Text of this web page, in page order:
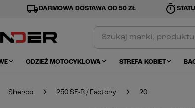
local_shippingDARMOWA DOSTAWA OD 50 ZŁ timer
ODZIEŻ MOTOCYKLOWA STREFA KOBIET
Sherco 250 SE-R / Factory 20